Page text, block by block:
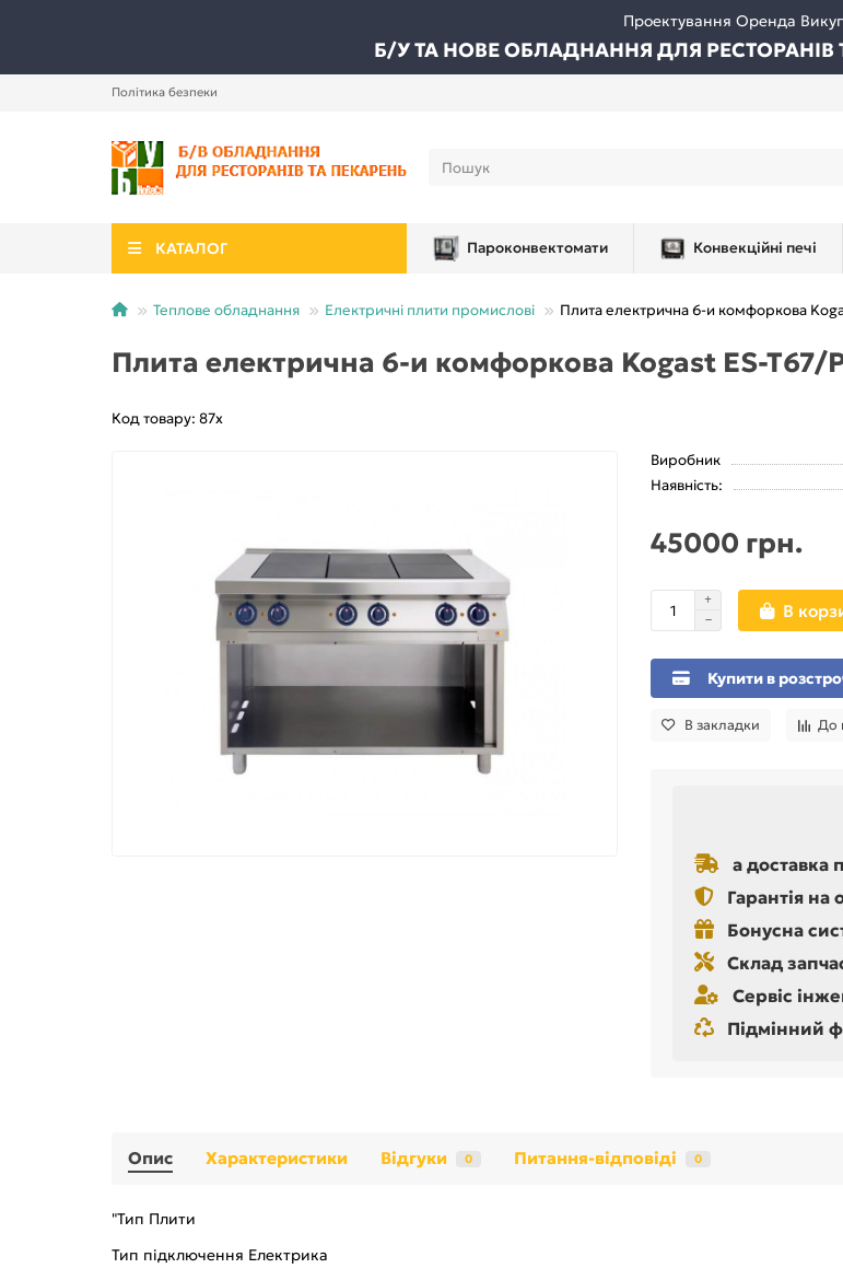
Проектування Оренда
Б/У ТА НОВЕ ОБЛАДНАННЯ ДЛЯ
Політика безпеки
КАТАЛОГ Пароконвектомати Конвекційні печі
Теплове обладнання Електричні плити промислові Плита електрична 6-и комфоркова
Плита електрична 6-и комфоркова Kogast ES-T67/
Код товару: 87х
Виробник
Наявність:
45000 грн.
В
Купити в
В закладки До
а доставка
Гарантія на
Бонусна
Склад
Сервіс
Підмінний
Опис Характеристики Відгуки 0 Питання-відповіді 0
"Тип Плити
Тип підключення Електрика